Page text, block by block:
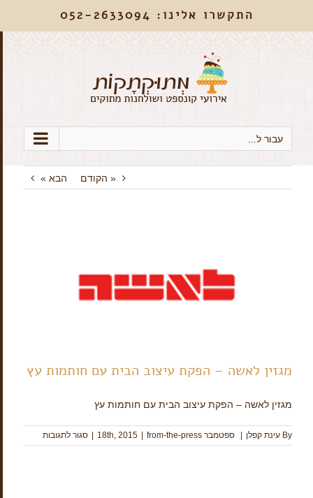
התקשרו אלינו: 052-2633094
עבור ל...
« הקודם הבא »
מגזין לאשה – הפקת עיצוב הבית עם חותמות עץ
מגזין לאשה – הפקת עיצוב הבית עם חותמות עץ
By עינת קפלן ספטמבר 18th, 2015 from-the-press סגור לתגובותעל
מגזין